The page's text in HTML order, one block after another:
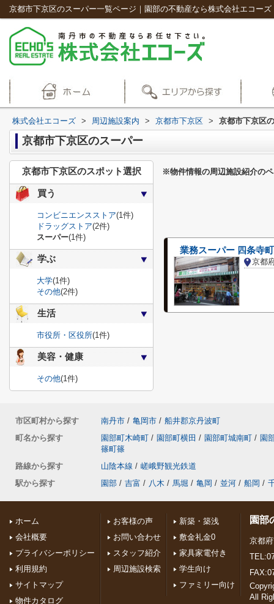
京都市下京区のスーパー一覧ページ｜園部の不動産なら株式会社エコーズ
株式会社エコーズ > 周辺施設案内 > 京都市下京区 > 京都市下京区
京都市下京区のスーパー
※物件情報の周辺施設紹介の
業務スーパー 四条寺
京都
京都市下京区のスポット選択
買う
コンビニエンスストア(1件)
ドラッグストア(2件)
スーパー(1件)
学ぶ
大学(1件)
その他(2件)
生活
市役所・区役所(1件)
美容・健康
その他(1件)
市区町村から探す 南丹市 / 亀岡市 / 船井郡京丹波町
町名から探す
園部町木崎町 / 園部町横田 / 園部町城南町 / 園
篠町篠
路線から探す
山陰本線 / 嵯峨野観光鉄道
駅から探す
園部 / 吉富 / 八木 / 馬堀 / 亀岡 / 並河 / 船岡 /
ホーム
会社概要
プライバシーポリシー
利用規約
サイトマップ
物件カタログ
お客様の声
お問い合わせ
スタッフ紹介
周辺施設検索
新築・築浅
敷金礼金0
家具家電付き
学生向け
ファミリー向け
園部
京都
All